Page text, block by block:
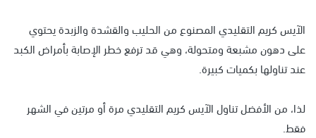
الآيس كريم التقليدي المصنوع من الحليب والقشدة والزبدة يحتوي
على دهون مشبعة ومتحولة، وهي قد ترفع خطر الإصابة بأمراض الكبد
عند تناولها بكميات كبيرة.
لذا، من الأفضل تناول الآيس كريم التقليدي مرة أو مرتين في الشهر
فقط.